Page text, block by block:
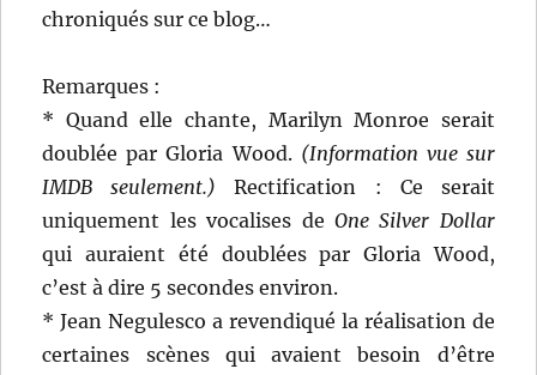
chroniqués sur ce blog…
Remarques :
* Quand elle chante, Marilyn Monroe serait
doublée par Gloria Wood. (Information vue sur
IMDB seulement.)Rectification : Ce serait
uniquement les vocalises de One Silver Dollar
qui auraient été doublées par Gloria Wood,
c’est à dire 5 secondes environ.
* Jean Negulesco a revendiqué la réalisation de
certaines scènes qui avaient besoin d’être